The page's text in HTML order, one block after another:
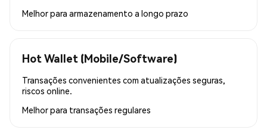
Melhor para armazenamento a longo prazo
Hot Wallet (Mobile/Software)
Transações convenientes com atualizações seguras,
riscos online.
Melhor para transações regulares